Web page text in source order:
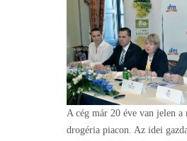
A cég már 20 éve van jelen a
drogéria piacon. Az idei